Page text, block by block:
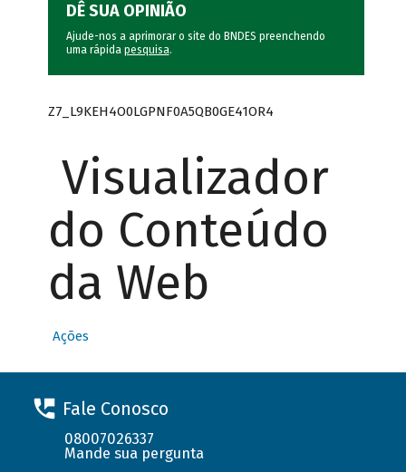
DÊ SUA OPINIÃO
Ajude-nos a aprimorar o site do BNDES preenchendo
uma rápida pesquisa.
Z7_L9KEH4O0LGPNF0A5QB0GE41OR4
Visualizador
do Conteúdo
da Web
Ações
Fale Conosco
08007026337
Mande sua pergunta